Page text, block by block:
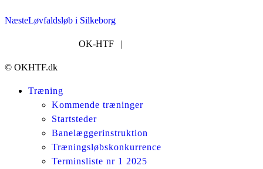
NæsteNæste
Løvfaldsløb i Silkeborg
OK-HTF |
© OKHTF.dk
Træning
Kommende træninger
Startsteder
Banelæggerinstruktion
Træningsløbskonkurrence
Terminsliste nr 1 2025